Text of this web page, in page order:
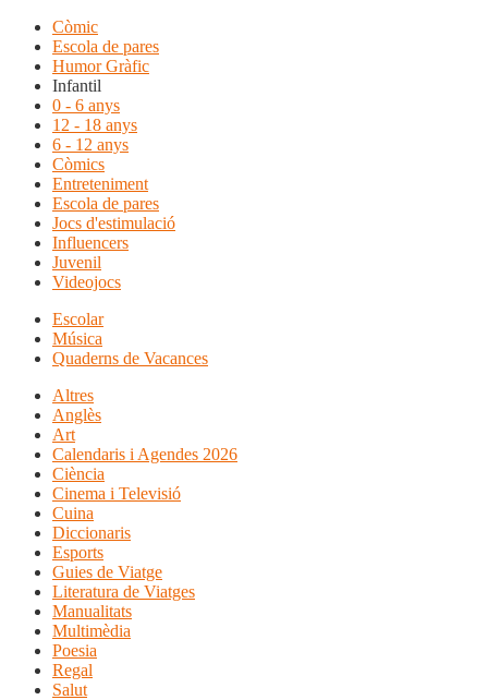
Còmic
Escola de pares
Humor Gràfic
Infantil
0 - 6 anys
12 - 18 anys
6 - 12 anys
Còmics
Entreteniment
Escola de pares
Jocs d'estimulació
Influencers
Juvenil
Videojocs
Escolar
Música
Quaderns de Vacances
Altres
Anglès
Art
Calendaris i Agendes 2026
Ciència
Cinema i Televisió
Cuina
Diccionaris
Esports
Guies de Viatge
Literatura de Viatges
Manualitats
Multimèdia
Poesia
Regal
Salut